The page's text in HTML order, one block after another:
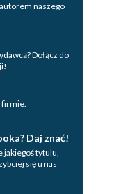
naszego
Dołącz do
firmie.
Daj znać!
jakiegoś tytulu,
się u nas